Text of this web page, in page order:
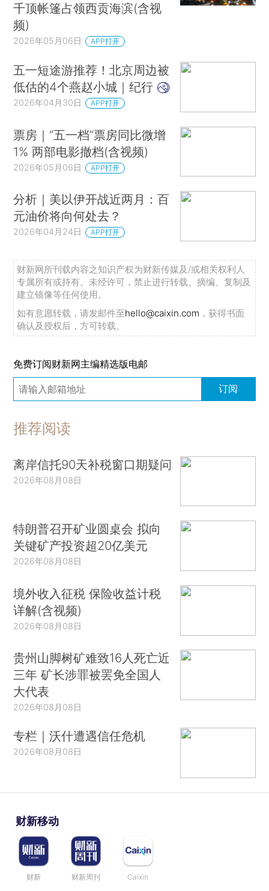
千顶帐篷占领西贡海滨(含视
频)
2026年05月06日 APP打开
五一短途游推荐！北京周边被
低估的4个燕赵小城｜纪行
2026年04月30日 APP打开
票房｜“五一档”票房同比微增
1% 两部电影撤档(含视频)
2026年05月06日 APP打开
分析｜美以伊开战近两月：百
元油价将向何处去？
2026年04月24日 APP打开
财新网所刊载内容之知识产权为财新传媒及/或相关权利人
专属所有或持有。未经许可，禁止进行转载、摘编、复制及
建立镜像等任何使用。
如有意愿转载，请发邮件至hello@caixin.com ，获得书面
确认及授权后，方可转载。
免费订阅财新网主编精选版电邮
订阅
推荐阅读
离岸信托90天补税窗口期疑问
2026年08月08日
特朗普召开矿业圆桌会 拟向
关键矿产投资超20亿美元
2026年08月08日
境外收入征税 保险收益计税
详解(含视频)
2026年08月08日
贵州山脚树矿难致16人死亡近
三年 矿长涉罪被罢免全国人
大代表
2026年08月08日
专栏｜沃什遭遇信任危机
2026年08月08日
财新移动
财新 财新周刊 Caixin